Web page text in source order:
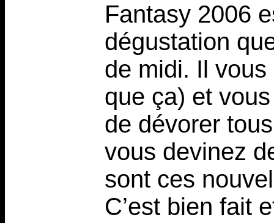
Fantasy 2006
dégustation
de midi. Il vous
que ça) et
de dévorer
vous devinez
sont ces
C’est bien fait